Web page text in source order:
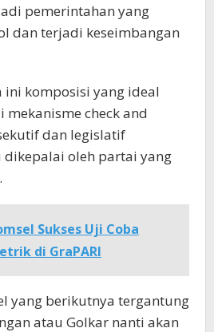
pemerintahan yang
dan terjadi keseimbangan
ini komposisi yang ideal
check and
dan legislatif
oleh partai yang
Sukses Uji Coba
di GraPARI
yang berikutnya tergantung
atau Golkar nanti akan